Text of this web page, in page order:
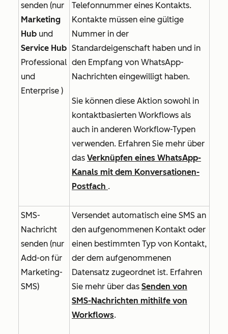
senden (nur
Marketing
Hub und
Service Hub
Professional
und
Enterprise )
Telefonnummer eines Kontakts.
Kontakte müssen eine gültige
Nummer in der
Standardeigenschaft haben und in
den Empfang von WhatsApp-
Nachrichten eingewilligt haben.
Sie können diese Aktion sowohl in
kontaktbasierten Workflows als
auch in anderen Workflow-Typen
verwenden. Erfahren Sie mehr über
das Verknüpfen eines WhatsApp-
Kanals mit dem Konversationen-
Postfach .
SMS-
Nachricht
senden (nur
Add-on für
Marketing-
SMS)
Versendet automatisch eine SMS an
den aufgenommenen Kontakt oder
einen bestimmten Typ von Kontakt,
der dem aufgenommenen
Datensatz zugeordnet ist. Erfahren
Sie mehr über das Senden von
SMS-Nachrichten mithilfe von
Workflows.